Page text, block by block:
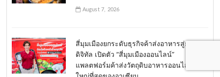
August 7, 2026
สี่มุมเมืองยกระดับธุรกิจค้าส่งอาหารสู่ยุค
ดิจิทัล เปิดตัว “สี่มุมเมืองออนไลน์”
แพลตฟอร์มค้าส่งวัตถุดิบอาหารออนไลน์